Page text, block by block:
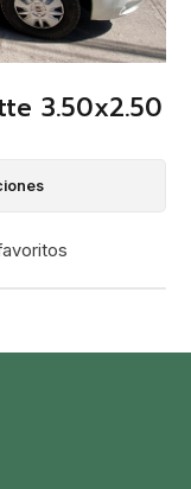
3.50x2.50